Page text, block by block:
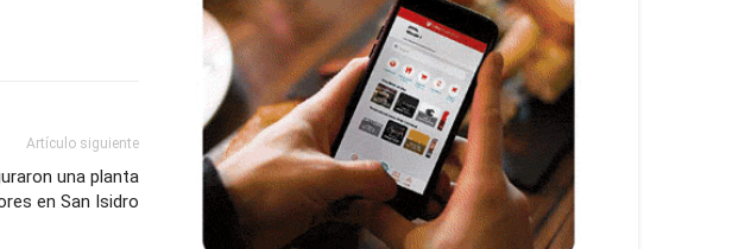
Artículo siguiente
una planta
en San Isidro